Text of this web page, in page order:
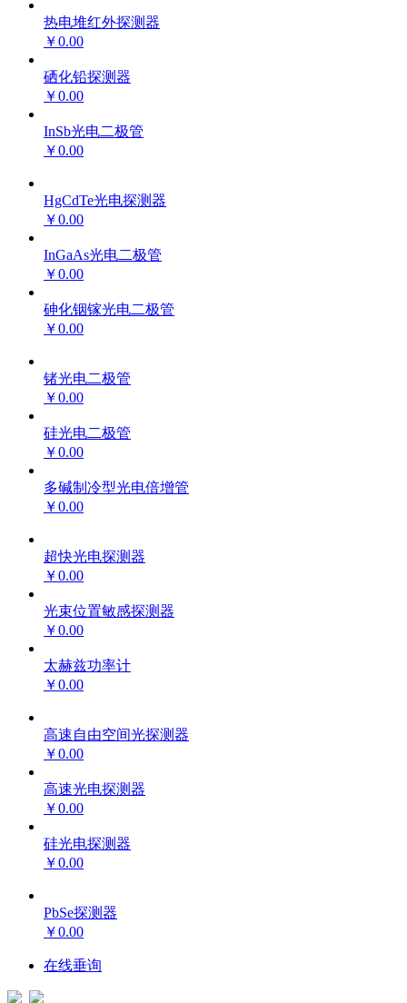
热电堆红外探测器
￥0.00
硒化铅探测器
￥0.00
InSb光电二极管
￥0.00
HgCdTe光电探测器
￥0.00
InGaAs光电二极管
￥0.00
砷化铟镓光电二极管
￥0.00
锗光电二极管
￥0.00
硅光电二极管
￥0.00
多碱制冷型光电倍增管
￥0.00
超快光电探测器
￥0.00
光束位置敏感探测器
￥0.00
太赫兹功率计
￥0.00
高速自由空间光探测器
￥0.00
高速光电探测器
￥0.00
硅光电探测器
￥0.00
PbSe探测器
￥0.00
在线垂询